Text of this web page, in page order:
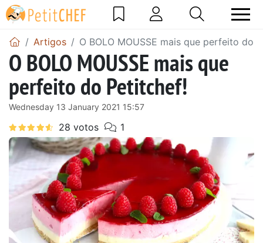
Artigos O BOLO MOUSSE mais que perfeito do
O BOLO MOUSSE mais que
perfeito do Petitchef!
Wednesday 13 January 2021 15:57